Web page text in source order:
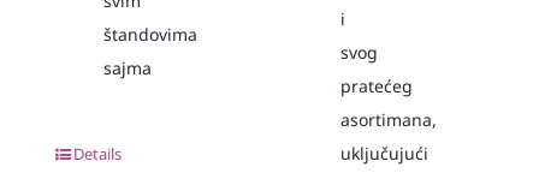
štandovima
sajma
Details
i
svog
pratećeg
asortimana,
uključujući